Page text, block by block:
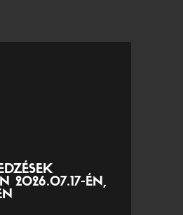
2026.07.17-ÉN,